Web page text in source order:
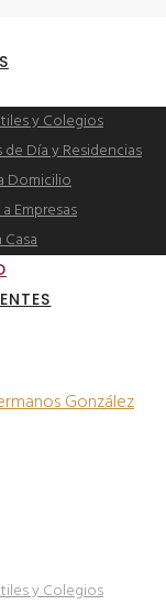
y Colegios
Día y Residencias
Domicilio
Empresas
y Colegios